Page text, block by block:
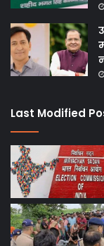
Last Modified